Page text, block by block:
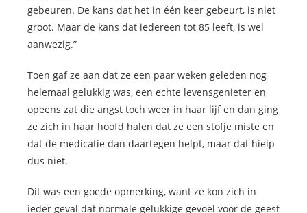
gebeuren. De kans dat het in één keer gebeurt, is niet
groot. Maar de kans dat iedereen tot 85 leeft, is wel
aanwezig.”
Toen gaf ze aan dat ze een paar weken geleden nog
helemaal gelukkig was, een echte levensgenieter en
opeens zat die angst toch weer in haar lijf en dan ging
ze zich in haar hoofd halen dat ze een stofje miste en
dat de medicatie dan daartegen helpt, maar dat hielp
dus niet.
Dit was een goede opmerking, want ze kon zich in
ieder geval dat normale gelukkige gevoel voor de geest